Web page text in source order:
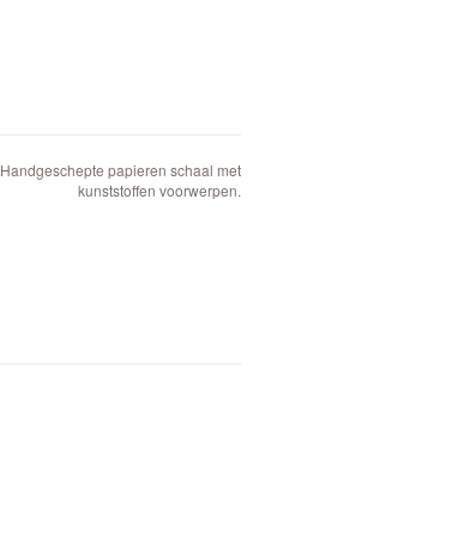
Handgeschepte papieren schaal met
kunststoffen voorwerpen.